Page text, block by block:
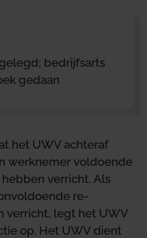
bedrijfsarts
gedaan
het UWV achteraf
werknemer voldoende
verricht. Als
re-
verricht, legt het UWV
op. Het UWV dient